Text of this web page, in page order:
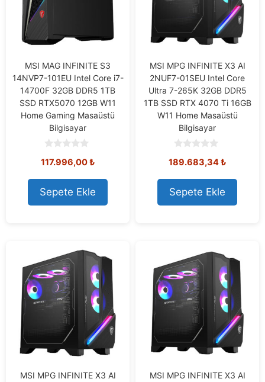
MSI MAG INFINITE S3
14NVP7-101EU Intel Core i7-
14700F 32GB DDR5 1TB
SSD RTX5070 12GB W11
Home Gaming Masaüstü
Bilgisayar
o
t
o
f
5
117.996,00₺
Sepete Ekle
MSI MPG INFINITE X3 AI
2NUF7-01SEU Intel Core
Ultra 7-265K 32GB DDR5
1TB SSD RTX 4070 Ti 16GB
W11 Home Masaüstü
Bilgisayar
o
t
o
f
5
189.683,34₺
Sepete Ekle
MSI MPG INFINITE X3 AI
MSI MPG INFINITE X3 AI